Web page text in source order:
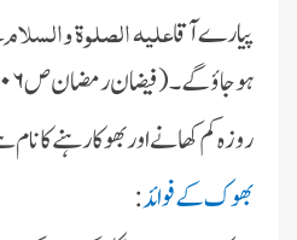
پىارے آقاعلیہ الصلوة والسلام
ہوجاؤ گے۔(فىضان رمضان ص ۱۰۶)
روزہ کم کھانے اور بھوکا رہنے کا
بھوک کے فوائد: